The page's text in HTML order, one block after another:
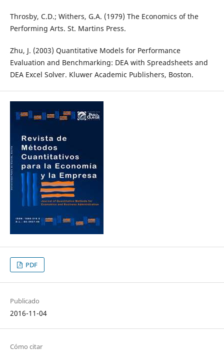
Throsby, C.D.; Withers, G.A. (1979) The Economics of the
Performing Arts. St. Martins Press.
Zhu, J. (2003) Quantitative Models for Performance
Evaluation and Benchmarking: DEA with Spreadsheets and
DEA Excel Solver. Kluwer Academic Publishers, Boston.
PDF
Publicado
2016-11-04
Cómo citar